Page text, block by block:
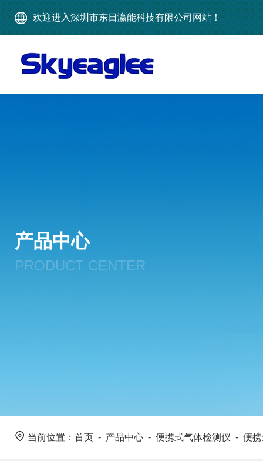
欢迎进入深圳市东日瀛能科技有限公司网站！
产品中心
PRODUCT CENTER
当前位置： 首页 - 产品中心 - 便携式气体检测仪 - 便